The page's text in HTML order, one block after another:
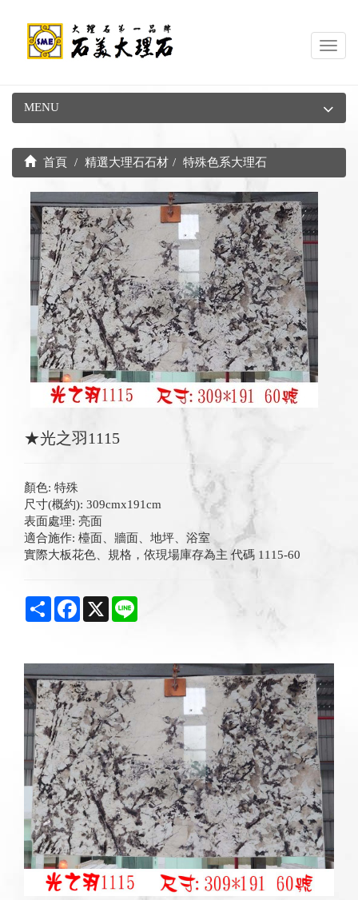
MENU
首頁 精選大理石石材 特殊色系大理石
★光之羽1115
顏色: 特殊
尺寸(概約): 309cmx191cm
表面處理: 亮面
適合施作: 檯面、牆面、地坪、浴室
實際大板花色、規格，依現場庫存為主 代碼 1115-60
Share Facebook
X